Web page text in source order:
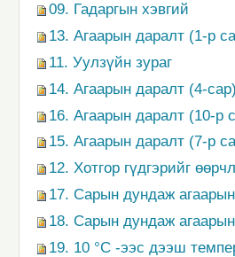
09. Гадаргын хэвгий
13. Агаарын даралт (1-р
11. Уулзүйн зураг
14. Агаарын даралт (4-сар)
16. Агаарын даралт (10-р
15. Агаарын даралт (7-р
12. Хотгор гүдгэрийг
17. Сарын дундаж
18. Сарын дундаж
19. 10 °С -ээс дээш